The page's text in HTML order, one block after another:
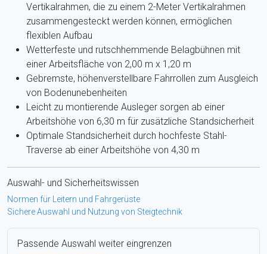
Vertikalrahmen, die zu einem 2-Meter Vertikalrahmen
zusammengesteckt werden können, ermöglichen
flexiblen Aufbau
Wetterfeste und rutschhemmende Belagbühnen mit
einer Arbeitsfläche von 2,00 m x 1,20 m
Gebremste, höhenverstellbare Fahrrollen zum Ausgleich
von Bodenunebenheiten
Leicht zu montierende Ausleger sorgen ab einer
Arbeitshöhe von 6,30 m für zusätzliche Standsicherheit
Optimale Standsicherheit durch hochfeste Stahl-
Traverse ab einer Arbeitshöhe von 4,30 m
Auswahl- und Sicherheitswissen
Normen für Leitern und Fahrgerüste
Sichere Auswahl und Nutzung von Steigtechnik
Passende Auswahl weiter eingrenzen